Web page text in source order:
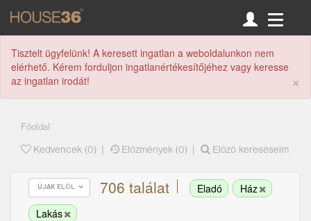
Tisztelt ügyfelünk! A keresett ingatlan a weboldalunkon nem
elérhető. Kérem forduljon ingatlanértékesítőjéhez vagy keresse
az ingatlan irodát!
×
Főoldal
Kedvencek (0) | Előzmények (0) | Előző kereséseim
ÚJAK ELÖL 706 találat Eladó
Ház
Lakás